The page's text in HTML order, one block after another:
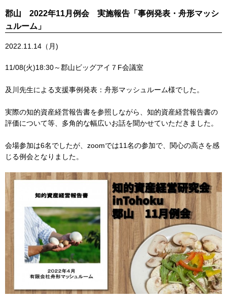
郡山 2022年11月例会 実施報告「事例発表・舟形マッシ
ュルーム」
2022.11.14（月)
11/08(火)18:30～郡山ビッグアイ７F会議室
及川先生による支援事例発表：舟形マッシュルーム様でした。
実際の知的資産経営報告書を参照しながら、知的資産経営報告書の
評価について等、多角的な幅広いお話を聞かせていただきました。
会場参加は6名でしたが、zoomでは11名の参加で、関心の高さを感
じる例会となりました。